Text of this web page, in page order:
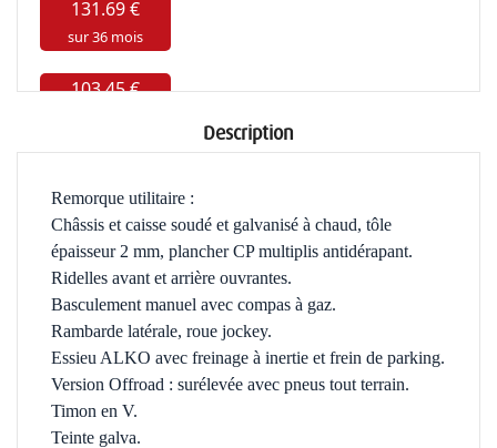
Description
Remorque utilitaire :
Châssis et caisse soudé et galvanisé à chaud, tôle
épaisseur 2 mm, plancher CP multiplis antidérapant.
Ridelles avant et arrière ouvrantes.
Basculement manuel avec compas à gaz.
Rambarde latérale, roue jockey.
Essieu ALKO avec freinage à inertie et frein de parking.
Version Offroad : surélevée avec pneus tout terrain.
Timon en V.
Teinte galva.